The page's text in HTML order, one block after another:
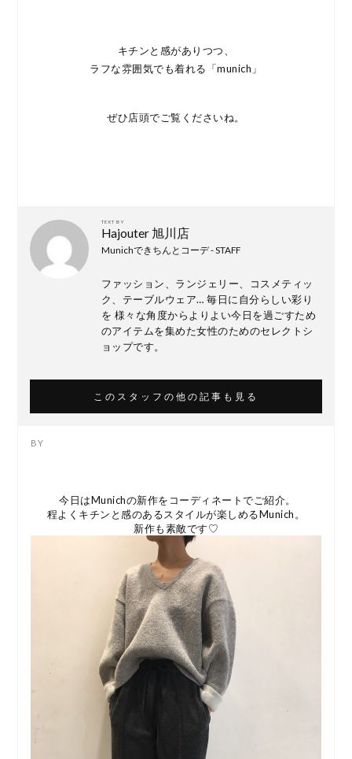
キチンと感がありつつ、
ラフな雰囲気でも着れる「munich」
ぜひ店頭でご覧くださいね。
TEXT BY
Hajouter 旭川店
Munichできちんとコーデ - STAFF
ファッション、ランジェリー、コスメティッ
ク、テーブルウェア… 毎日に自分らしい彩り
を 様々な角度からよりよい今日を過ごすため
のアイテムを集めた女性のためのセレクトシ
ョップです。
このスタッフの他の記事も見る
今日はMunichの新作をコーディネートでご紹介。
程よくキチンと感のあるスタイルが楽しめるMunich。
新作も素敵です♡